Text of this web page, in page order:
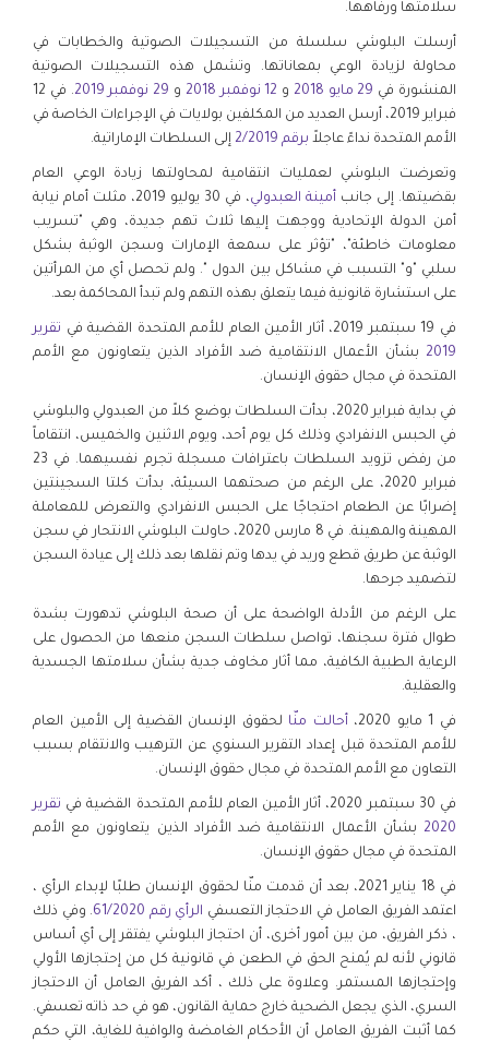
سلامتها ورفاهها.
أرسلت البلوشي سلسلة من التسجيلات الصوتية والخطابات في
محاولة لزيادة الوعي بمعاناتها. وتشمل هذه التسجيلات الصوتية
المنشورة في 29 مايو 2018 و 12 نوفمبر 2018 و 29 نوفمبر 2019
. في 12
فبراير 2019، أرسل العديد من المكلفين بولايات في الإجراءات الخاصة في
الأمم المتحدة نداءً عاجلاً برقم 2/2019 إلى السلطات الإماراتية.
وتعرضت البلوشي لعمليات انتقامية لمحاولتها زيادة الوعي العام
بقضيتها. إلى جانب أمينة العبدولي
، في 30 يوليو 2019، مثلت أمام نيابة
أمن الدولة الإتحادية ووجهت إليها ثلاث تهم جديدة، وهي "تسريب
معلومات خاطئة"، "تؤثر على سمعة الإمارات وسجن الوثبة بشكل
سلبي "و" التسبب في مشاكل بين الدول ". ولم تحصل أي من المرأتين
على استشارة قانونية فيما يتعلق بهذه التهم ولم تبدأ المحاكمة بعد.
في 19 سبتمبر 2019، أثار الأمين العام للأمم المتحدة القضية في
تقرير
2019 بشأن الأعمال الانتقامية ضد الأفراد الذين يتعاونون مع الأمم
المتحدة في مجال حقوق الإنسان.
في بداية فبراير 2020، بدأت السلطات بوضع كلاً من العبدولي والبلوشي
في الحبس الانفرادي وذلك كل يوم أحد، ويوم الاثنين والخميس، انتقاماً
من رفض تزويد السلطات باعترافات مسجلة تجرم نفسيهما. في 23
فبراير 2020، على الرغم من صحتهما السيئة، بدأت كلتا السجينتين
إضرابًا عن الطعام احتجاجًا على الحبس الانفرادي والتعرض للمعاملة
المهينة والمهينة. في 8 مارس 2020، حاولت البلوشي الانتحار في سجن
الوثبة عن طريق قطع وريد في يدها وتم نقلها بعد ذلك إلى عيادة السجن
لتضميد جرحها.
على الرغم من الأدلة الواضحة على أن صحة البلوشي تدهورت بشدة
طوال فترة سجنها، تواصل سلطات السجن منعها من الحصول على
الرعاية الطبية الكافية، مما أثار مخاوف جدية بشأن سلامتها الجسدية
والعقلية.
في 1 مايو 2020، أحالت منّا لحقوق الإنسان القضية إلى الأمين العام
للأمم المتحدة قبل إعداد التقرير السنوي عن الترهيب والانتقام بسبب
التعاون مع الأمم المتحدة في مجال حقوق الإنسان.
في 30 سبتمبر 2020، أثار الأمين العام للأمم المتحدة القضية في
تقرير
2020 بشأن الأعمال الانتقامية ضد الأفراد الذين يتعاونون مع الأمم
المتحدة في مجال حقوق الإنسان.
في 18 يناير 2021، بعد أن قدمت منّا لحقوق الإنسان طلبًا لإبداء الرأي ،
اعتمد الفريق العامل في الاحتجاز التعسفي الرأي رقم 61/2020
. وفي ذلك
، ذكر الفريق، من بين أمور أخرى، أن احتجاز البلوشي يفتقر إلى أي أساس
قانوني لأنه لم يُمنح الحق في الطعن في قانونية كل من إحتجازها الأولي
وإحتجازها المستمر. وعلاوة على ذلك ، أكد الفريق العامل أن الاحتجاز
السري، الذي يجعل الضحية خارج حماية القانون، هو في حد ذاته تعسفي.
كما أثبت الفريق العامل أن الأحكام الغامضة والوافية للغاية، التي حكم